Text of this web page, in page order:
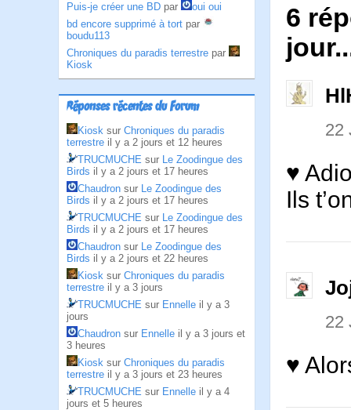
Puis-je créer une BD par
oui oui
bd encore supprimé à tort par
boudu113
Chroniques du paradis terrestre par
Kiosk
Réponses récentes du Forum
Kiosk sur Chroniques du paradis
terrestre il y a 2 jours et 12 heures
TRUCMUCHE sur Le Zoodingue des
Birds il y a 2 jours et 17 heures
Chaudron sur Le Zoodingue des
Birds il y a 2 jours et 17 heures
TRUCMUCHE sur Le Zoodingue des
Birds il y a 2 jours et 17 heures
Chaudron sur Le Zoodingue des
Birds il y a 2 jours et 22 heures
Kiosk sur Chroniques du paradis
terrestre il y a 3 jours
TRUCMUCHE sur Ennelle il y a 3
jours
Chaudron sur Ennelle il y a 3 jours et
3 heures
Kiosk sur Chroniques du paradis
terrestre il y a 3 jours et 23 heures
TRUCMUCHE sur Ennelle il y a 4
jours et 5 heures
6
22
♥
Ils
22
♥